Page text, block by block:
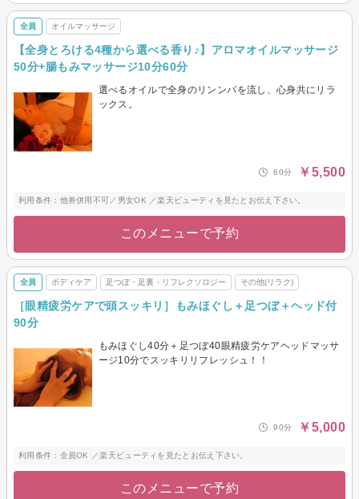
全員 オイルマッサージ
【全身とろける4種から選べる香り♪】アロマオイルマッサージ
50分+腸もみマッサージ10分60分
選べるオイルで全身のリンンパを流し、心身共にリラ
ックス。
60分 ￥5,500
利用条件：他券併用不可／男女OK ／楽天ビューティを見たとお伝え下さい。
このメニューで予約
全員 ボディケア 足つぼ・足裏・リフレクソロジー その他(リラク)
［眼精疲労ケアで頭スッキリ］もみほぐし＋足つぼ＋ヘッド付
90分
もみほぐし40分＋足つぼ40眼精疲労ケアヘッドマッサ
ージ10分でスッキリリフレッシュ！！
90分 ￥5,000
利用条件：全員OK ／楽天ビューティを見たとお伝え下さい。
このメニューで予約